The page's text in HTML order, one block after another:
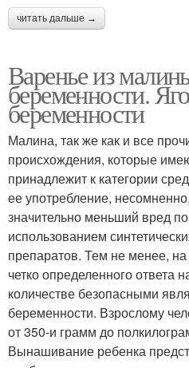
читать дальше →
Варенье из
беременности.
беременности
Малина, так же как и все
происхождения, которые
принадлежит к категории
ее употребление,
значительно меньший вред
использованием
препаратов. Тем не менее,
четко определенного ответа
количестве безопасными
беременности. Взрослому
от 350-и грамм до
Вынашивание ребенка